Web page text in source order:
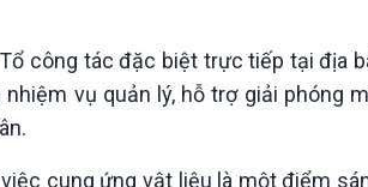
công tác đặc biệt trực tiếp tại địa
vụ quản lý, hỗ trợ giải phóng
cung ứng vật liệu là một điểm